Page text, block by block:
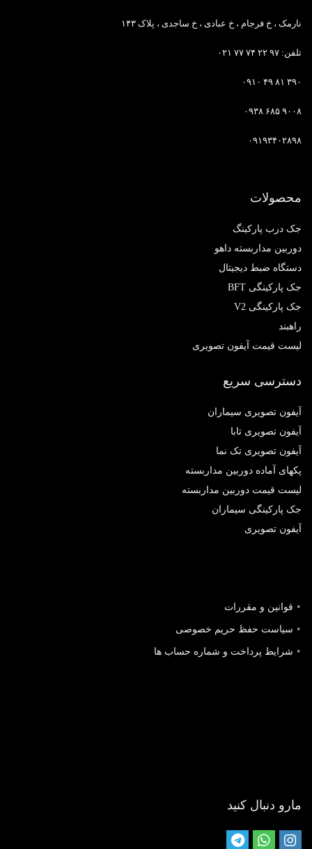
نارمک ، خ فرجام ، خ عبادی ، خ ساجدی ، پلاک ۱۴۳
تلفن: ۹۷ ۲۲ ۷۴ ۷۷ ۰۲۱
۳۹۰ ۸۱ ۴۹ ۰۹۱۰
۹۰۰۸ ۶۸۵ ۰۹۳۸
۰۹۱۹۳۴۰۲۸۹۸
محصولات
جک درب پارکینگ
دوربین مداربسته داهو
دستگاه ضبط دیجیتال
جک پارکینگی BFT
جک پارکینگی V2
راهبند
لیست قیمت آیفون تصویری
دسترسی سریع
آیفون تصویری سیماران
آیفون تصویری تابا
آیفون تصویری تک نما
پکهای آماده دوربین مداربسته
لیست قیمت دوربین مداربسته
جک پارکینگی سیماران
آیفون تصویری
قوانین و مقررات
سیاست حفظ حریم خصوصی
شرایط پرداخت و شماره حساب ها
مارو دنبال کنید